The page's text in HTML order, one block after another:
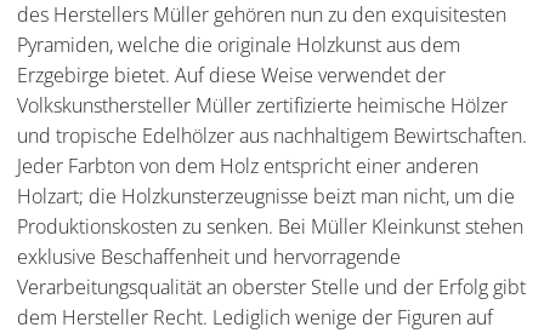
des Herstellers Müller gehören nun zu den exquisitesten
Pyramiden, welche die originale Holzkunst aus dem
Erzgebirge bietet. Auf diese Weise verwendet der
Volkskunsthersteller Müller zertifizierte heimische Hölzer
und tropische Edelhölzer aus nachhaltigem Bewirtschaften.
Jeder Farbton von dem Holz entspricht einer anderen
Holzart; die Holzkunsterzeugnisse beizt man nicht, um die
Produktionskosten zu senken. Bei Müller Kleinkunst stehen
exklusive Beschaffenheit und hervorragende
Verarbeitungsqualität an oberster Stelle und der Erfolg gibt
dem Hersteller Recht. Lediglich wenige der Figuren auf